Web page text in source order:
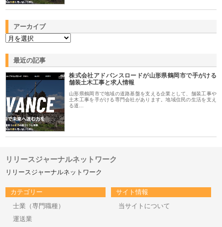
アーカイブ
最近の記事
株式会社アドバンスロードが山形県鶴岡市で手がける
舗装土木工事と求人情報
山形県鶴岡市で地域の道路基盤を支える企業として、舗装工事や
土木工事を手がける専門会社があります。地域住民の生活を支え
る道…
リリースジャーナルネットワーク
リリースジャーナルネットワーク
カテゴリー
士業（専門職種）
運送業
サイト情報
当サイトについて